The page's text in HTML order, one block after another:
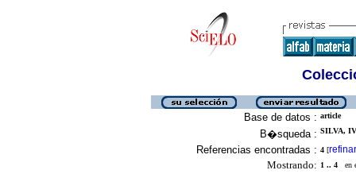
Base de datos : article
B�squeda : SILVA,
Referencias encontradas : 4 [refinar
Mostrando: 1 .. 4 en